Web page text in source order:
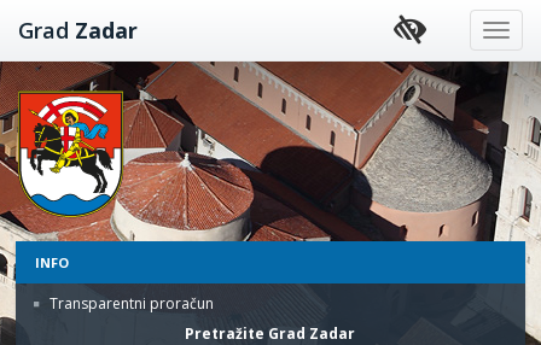
Preskoči
na
sadržaj
Grad Zadar
INFO
Transparentni proračun
Pretražite Grad Zadar